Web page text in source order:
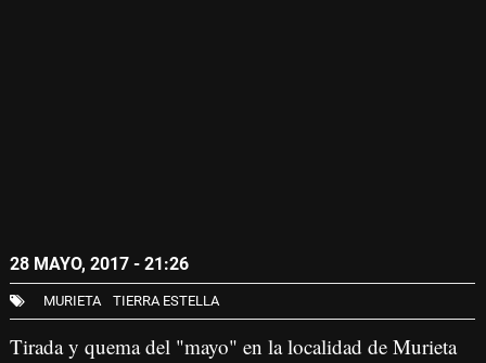
28 MAYO, 2017 - 21:26
MURIETA TIERRA ESTELLA
Tirada y quema del "mayo" en la localidad de Murieta